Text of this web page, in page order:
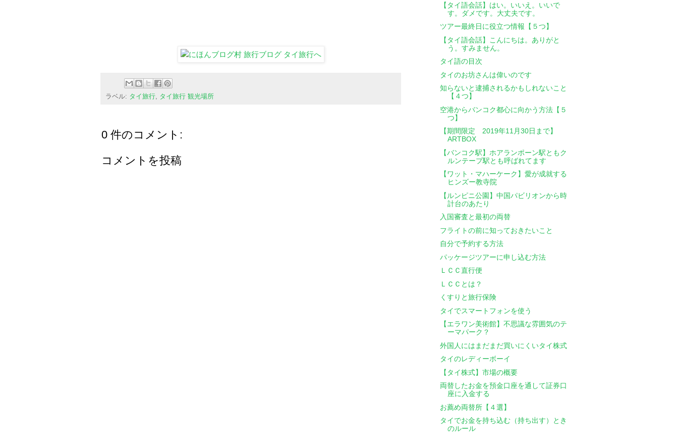
ラベル: タイ旅行, タイ旅行 観光場所
0 件のコメント:
コメントを投稿
【タイ語会話】はい。いいえ。いいで
す。ダメです。大丈夫です。
ツアー最終日に役立つ情報【５つ】
【タイ語会話】こんにちは。ありがと
う。すみません。
タイ語の目次
タイのお坊さんは偉いのです
知らないと逮捕されるかもしれないこと
【４つ】
空港からバンコク都心に向かう方法【５
つ】
【期間限定 2019年11月30日まで】
ARTBOX
【バンコク駅】ホアランポーン駅ともク
ルンテープ駅とも呼ばれてます
【ワット・マハーケーク】愛が成就する
ヒンズー教寺院
【ルンピニ公園】中国パビリオンから時
計台のあたり
入国審査と最初の両替
フライトの前に知っておきたいこと
自分で予約する方法
パッケージツアーに申し込む方法
ＬＣＣ直行便
ＬＣＣとは？
くすりと旅行保険
タイでスマートフォンを使う
【エラワン美術館】不思議な雰囲気のテ
ーマパーク？
外国人にはまだまだ買いにくいタイ株式
タイのレディーボーイ
【タイ株式】市場の概要
両替したお金を預金口座を通して証券口
座に入金する
お薦め両替所【４選】
タイでお金を持ち込む（持ち出す）とき
のルール